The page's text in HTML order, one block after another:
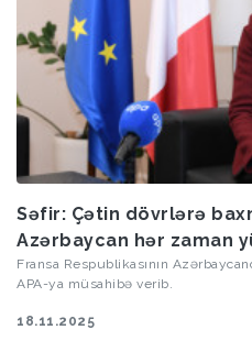
Səfir: Çətin dövrlərə
Azərbaycan hər zaman
saxlayıb
Fransa Respublikasının
APA-ya müsahibə verib.
18.11.2025